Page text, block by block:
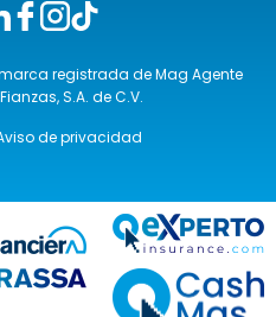
registrada de Mag Agente
S.A. de C.V.
de privacidad